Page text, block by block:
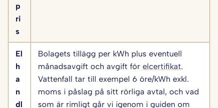
p
ri
s
El
h
a
n
dl
Bolagets tillägg per kWh plus eventuell
månadsavgift och avgift förelcertifikat.
Vattenfall tar till exempel 6 öre/kWh exkl.
moms i påslag på sitt rörliga avtal, och vad
som är rimligt går vi igenom i guiden om